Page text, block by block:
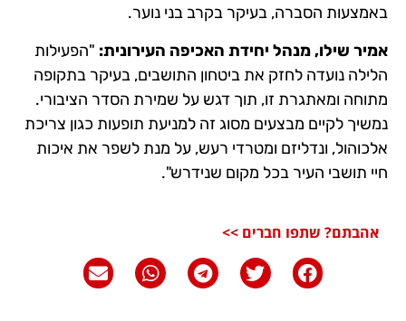
באמצעות הסברה, בעיקר בקרב בני נוער.
אמיר שילו, מנהל יחידת האכיפה העירונית: "הפעילות
הלילה נועדה לחזק את ביטחון התושבים, בעיקר בתקופה
מתוחה ומאתגרת זו, תוך דגש על שמירת הסדר הציבורי.
נמשיך לקיים מבצעים מסוג זה למניעת תופעות כגון צריכת
אלכוהול, ונדליזם ומטרדי רעש, על מנת לשפר את איכות
חיי תושבי העיר בכל מקום שנידרש".
אהבתם? שתפו חברים >>